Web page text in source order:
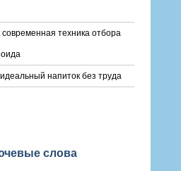
техника отбора
напиток без труда
слова